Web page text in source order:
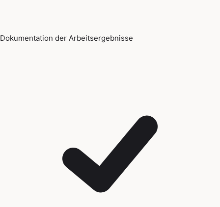
Dokumentation der Arbeitsergebnisse